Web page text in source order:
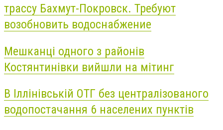
трассу Бахмут-Покровск. Требуют
возобновить водоснабжение
Мешканці одного з районів
Костянтинівки вийшли на мітинг
В Іллінівській ОТГ без централізованого
водопостачання 6 населених пунктів